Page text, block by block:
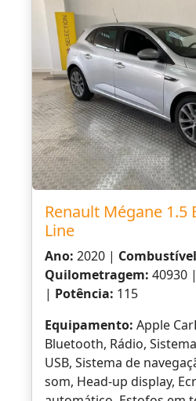
Renault Mégane 1.5
Line
Ano: 2020 |
Quilometragem: 40930 |
| Potência: 115
Equipamento: Apple
Bluetooth, Rádio,
USB, Sistema de
som, Head-up display,